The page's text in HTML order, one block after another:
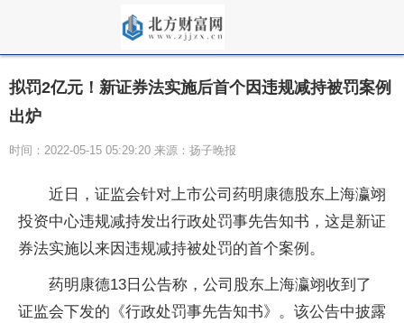
拟罚2亿元！新证券法实施后首个因违规减持被罚案例
出炉
时间：2022-05-15 05:29:20 来源：扬子晚报
近日，证监会针对上市公司药明康德股东上海瀛翊
投资中心违规减持发出行政处罚事先告知书，这是新证
券法实施以来因违规减持被处罚的首个案例。
药明康德13日公告称，公司股东上海瀛翊收到了
证监会下发的《行政处罚事先告知书》。该公告中披露